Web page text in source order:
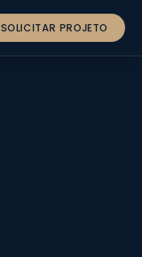
SOLICITAR PROJETO